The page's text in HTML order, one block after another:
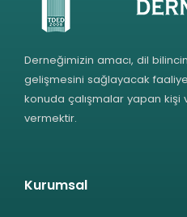
Derneğimizin amacı, dil
gelişmesini sağlayacak
konuda çalışmalar yapan kişi
vermektir.
Kurumsal